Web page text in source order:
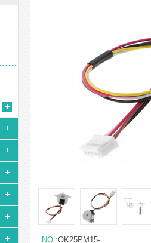
NO.:OK25PM15-